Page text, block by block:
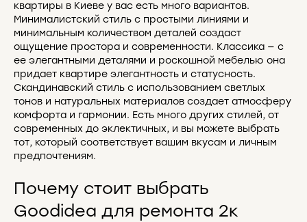
квартиры в Киеве у вас есть много вариантов.
Минималистский стиль с простыми линиями и
минимальным количеством деталей создаст
ощущение простора и современности. Классика — с
ее элегантными деталями и роскошной мебелью она
придает квартире элегантность и статусность.
Скандинавский стиль с использованием светлых
тонов и натуральных материалов создает атмосферу
комфорта и гармонии. Есть много других стилей, от
современных до эклектичных, и вы можете выбрать
тот, который соответствует вашим вкусам и личным
предпочтениям.
Почему стоит выбрать
Goodidea для ремонта 2к